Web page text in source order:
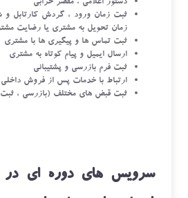
ثبت زمان ورود ، گردش کارتابل و
زمان تحویل به مشتری یا رضایت
ثبت تماس ها و پیگیری ها با مشتری
ارسال ایمیل و پیام کوتاه به مشتری
ثبت فرم بازرسی و پشتیبانی
ارتباط با خدمات پس از فروش داخلی
ثبت قبض های مختلف (بازرسی ،
سرویس های دوره ای